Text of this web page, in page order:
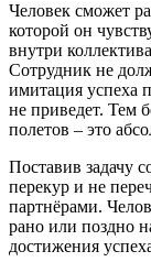
Человек сможет
которой он
внутри
Сотрудник не
имитация успеха
не приведет. Тем
полетов – это
Поставив задачу
перекур и не
партнёрами.
рано или поздно
достижения